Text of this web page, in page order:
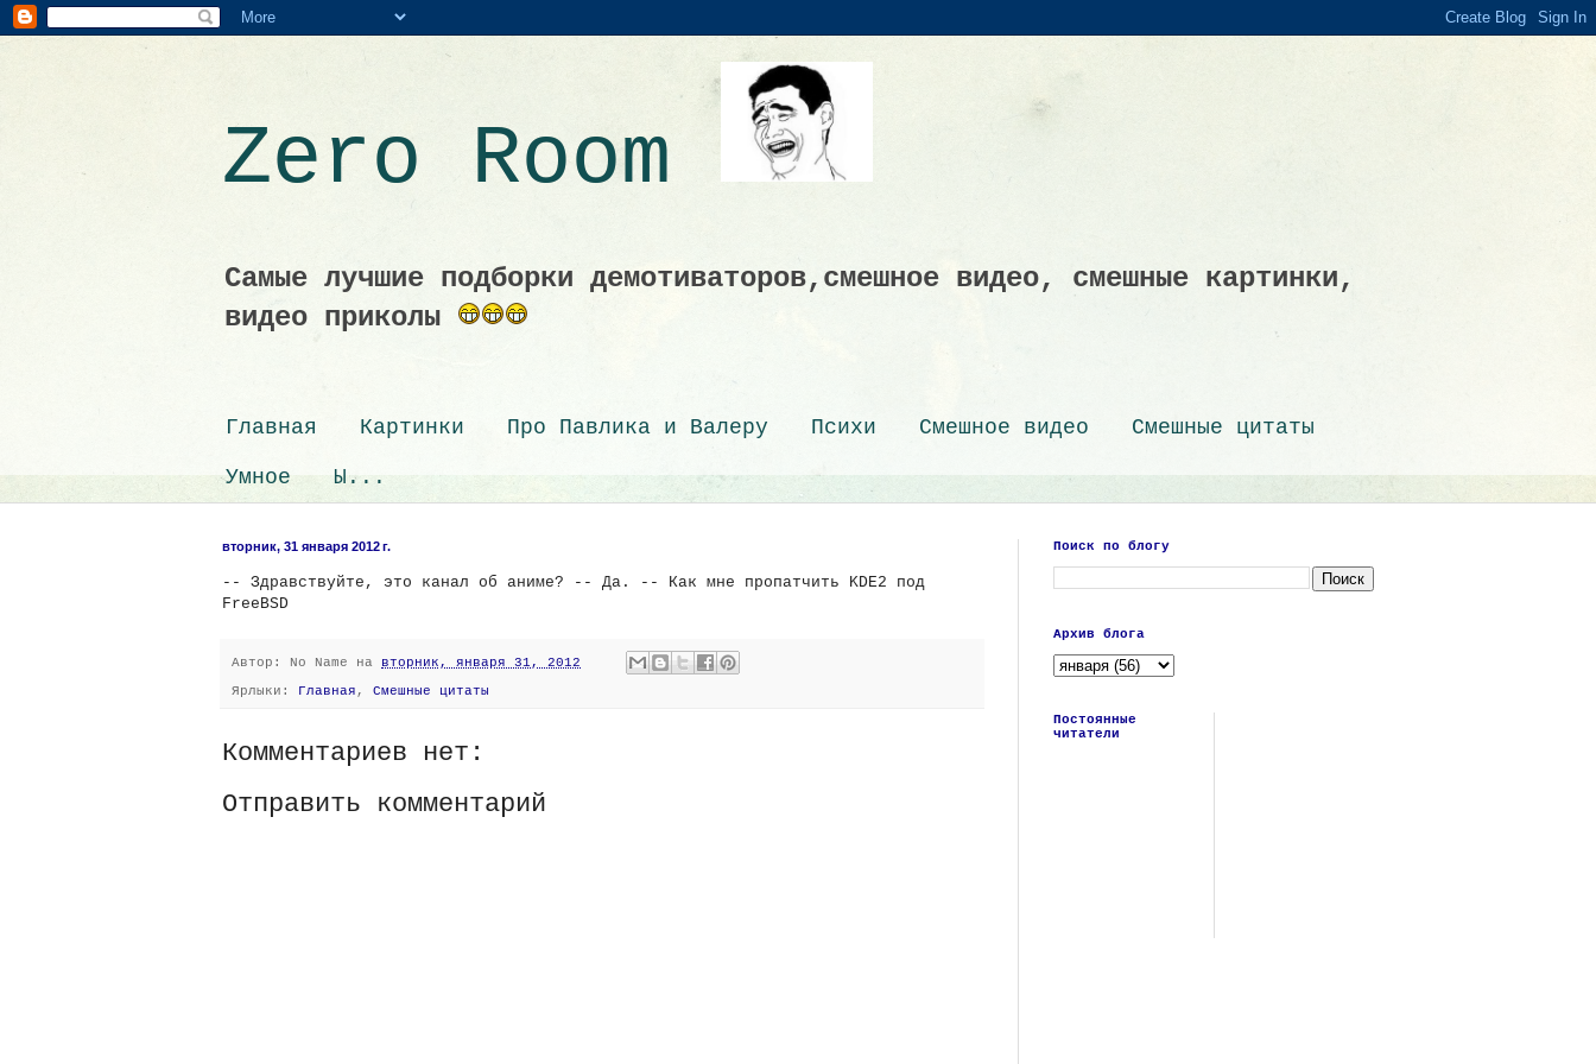
Zero Room
Самые лучшие подборки демотиваторов,смешное видео, смешные картинки,
видео приколы
Главная Картинки Про Павлика и Валеру Психи Смешное видео Смешные цитаты
Умное Ы...
вторник, 31 января 2012 г.
-- Здравствуйте, это канал об аниме? -- Да. -- Как мне пропатчить KDE2 под
FreeBSD
Автор: No Name на вторник, января 31, 2012
Ярлыки:
Главная , Смешные цитаты
Комментариев нет:
Отправить комментарий
Поиск по блогу
Архив блога
Постоянные
читатели